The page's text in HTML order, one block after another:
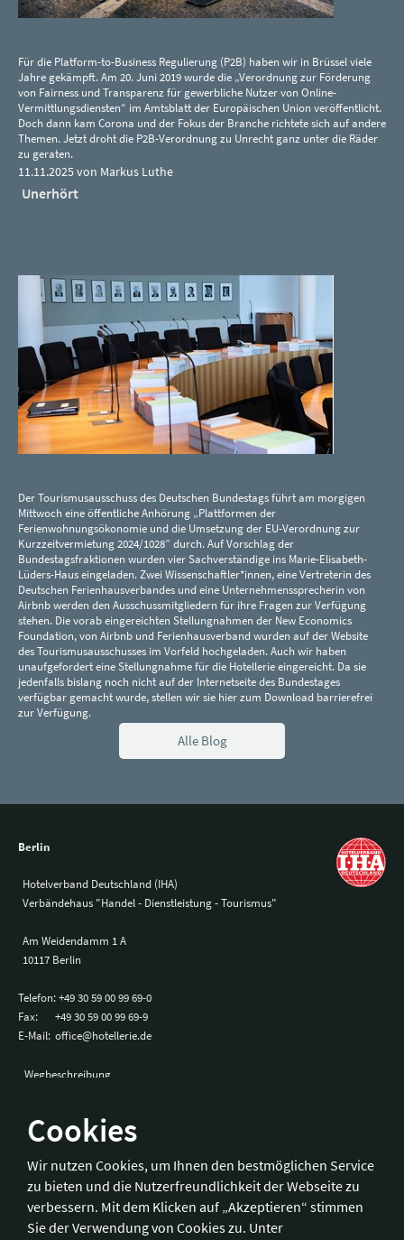
Cookies
Wir nutzen Cookies, um Ihnen den bestmöglichen Service
zu bieten und die Nutzerfreundlichkeit der Webseite zu
verbessern. Mit dem Klicken auf „Akzeptieren“ stimmen
Sie der Verwendung von Cookies zu. Unter
Für die Platform-to-Business Regulierung (P2B) haben wir in Brüssel viele
Jahre gekämpft. Am 20. Juni 2019 wurde die „Verordnung zur Förderung
von Fairness und Transparenz für gewerbliche Nutzer von Online-
Vermittlungsdiensten“ im Amtsblatt der Europäischen Union veröffentlicht.
Doch dann kam Corona und der Fokus der Branche richtete sich auf andere
Themen. Jetzt droht die P2B-Verordnung zu Unrecht ganz unter die Räder
zu geraten.
11.11.2025 von Markus Luthe
Unerhört
Der Tourismusausschuss des Deutschen Bundestags führt am morgigen
Mittwoch eine öffentliche Anhörung „Plattformen der
Ferienwohnungsökonomie und die Umsetzung der EU-Verordnung zur
Kurzzeitvermietung 2024/1028” durch. Auf Vorschlag der
Bundestagsfraktionen wurden vier Sachverständige ins Marie-Elisabeth-
Lüders-Haus eingeladen. Zwei Wissenschaftler*innen, eine Vertreterin des
Deutschen Ferienhausverbandes und eine Unternehmenssprecherin von
Airbnb werden den Ausschussmitgliedern für ihre Fragen zur Verfügung
stehen. Die vorab eingereichten Stellungnahmen der New Economics
Foundation, von Airbnb und Ferienhausverband wurden auf der Website
des Tourismusausschusses im Vorfeld hochgeladen. Auch wir haben
unaufgefordert eine Stellungnahme für die Hotellerie eingereicht. Da sie
jedenfalls bislang noch nicht auf der Internetseite des Bundestages
verfügbar gemacht wurde, stellen wir sie hier zum Download barrierefrei
zur Verfügung.
Alle Blog
Berlin
Hotelverband Deutschland (IHA)
Verbändehaus "Handel - Dienstleistung - Tourismus"
Am Weidendamm 1 A
10117 Berlin
Telefon:+49 30 59 00 99 69-0
Fax:
+49 30 59 00 99 69-9
E-Mail: office@hotellerie.de
Wegbeschreibung
Hotelverband Deutschland (IHA) / IHA-Service GmbH
Kronprinzenstraße 37